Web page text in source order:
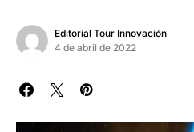
Editorial Tour Innovación
4 de abril de 2022